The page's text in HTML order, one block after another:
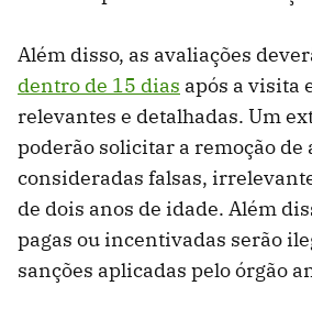
Além disso, as avaliações
dentro de 15 dias após a visita
relevantes e detalhadas. Um
poderão solicitar a remoção de
consideradas falsas,
de dois anos de idade. Além
pagas ou incentivadas serão
sanções aplicadas pelo órgão